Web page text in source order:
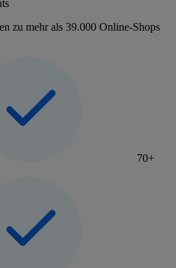
zu mehr als 39.000 Online-Shops
70+